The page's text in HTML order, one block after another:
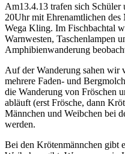
Am13.4.13 trafen sich Schüler
20Uhr mit Ehrenamtlichen
Wega Kling. Im Fischbachtal
Warnwesten, Taschenlampen
Amphibienwanderung
Auf der Wanderung sahen wir
mehrere Faden- und
die Wanderung von Fröschen
abläuft (erst Frösche, dann
Männchen und Weibchen bei
werden.
Bei den Krötenmännchen gibt